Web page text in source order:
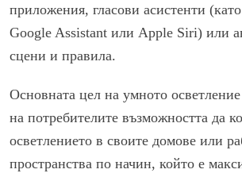
приложения, гласови асистенти
Google Assistant или Apple Siri) или
сцени и правила.
Основната цел на умното
на потребителите възможността да
осветлението в своите домове или
пространства по начин, който е